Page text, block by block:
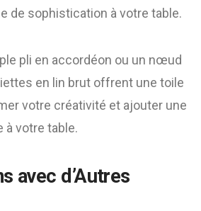
de sophistication à votre table.
pli en accordéon ou un nœud
en lin brut offrent une toile
votre créativité et ajouter une
à votre table.
avec d’Autres